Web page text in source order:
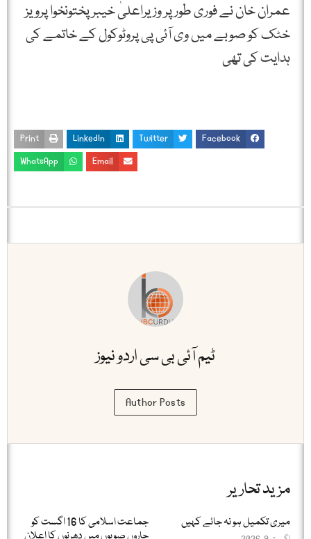
عمران خان نے فوری طور پر وزیراعلیٰ خیبرپختونخوا پرویز
خٹک کو صوبے میں وی آئی پی پروٹوکول کے خاتمے کی
ہدایت کی تھی
Facebook
Twitter
LinkedIn
Print
Email
WhatsApp
ٹیم آئی بی سی اردو نیوز
Author Posts
مزید تحاریر
میری تکمیل ہو نہ جائے کہیں
جماعت اسلامی کا 16 اگست کو